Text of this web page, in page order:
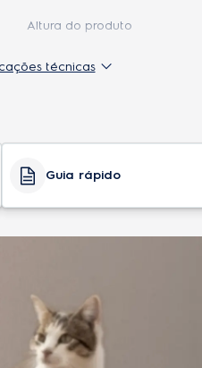
Altura do produto
Largura do produto
Altura (caixa master)
EAN-14
Origem
EAN-13
Altura do produto embalado
técnicas
Guia rápido